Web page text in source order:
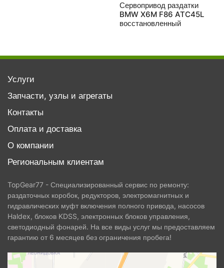
Сервопривод раздатки
BMW X6M F86 ATC45L
восстановленный
Услуги
Запчасти, узлы и агрегаты
Контакты
Оплата и доставка
О компании
Региональным клиентам
TopGear77 - Специализированный сервис по ремонту:
раздаточных коробок, редукторов, электромагнитных и
гидравлических муфт включения полного привода, насосов
Haldex, блоков KDSS, электронных блоков управления,
светодиодный фонарей. На все виды услуг мы предоставляем
гарантию от 6 месяцев без ограничения пробега!